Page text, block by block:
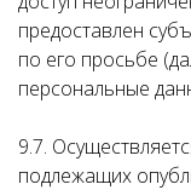
предоставлен
по его просьбе
персональные
9.7.
подлежащих